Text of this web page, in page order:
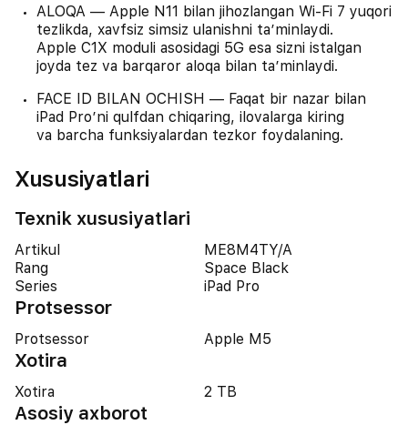
ALOQA — Apple N11 bilan jihozlangan Wi-Fi 7 yuqori
tezlikda, xavfsiz simsiz ulanishni taʼminlaydi.
Apple C1X moduli asosidagi 5G esa sizni istalgan
joyda tez va barqaror aloqa bilan taʼminlaydi.
FACE ID BILAN OCHISH — Faqat bir nazar bilan
iPad Pro’ni qulfdan chiqaring, ilovalarga kiring
va barcha funksiyalardan tezkor foydalaning.
Xususiyatlari
Texnik xususiyatlari
Artikul
ME8M4TY/A
Rang
Space Black
Series
iPad Pro
Protsessor
Protsessor Apple M5
Xotira
Xotira 2 TB
Asosiy axborot